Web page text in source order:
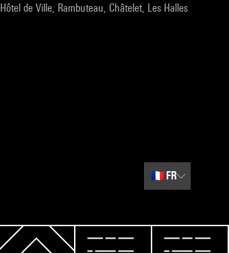
Hôtel de Ville, Rambuteau, Châtelet, Les Halles
🇫🇷 FR